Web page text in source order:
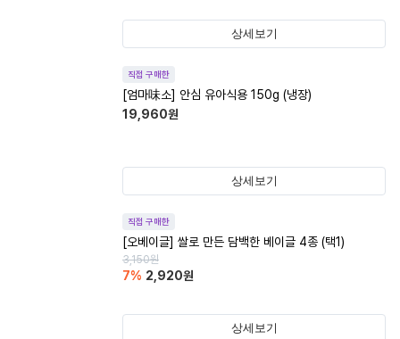
상세보기
직접 구매한
[엄마味소] 안심 유아식용 150g (냉장)
19,960원
상세보기
직접 구매한
[오베이글] 쌀로 만든 담백한 베이글 4종 (택1)
3,150원
7% 2,920원
상세보기